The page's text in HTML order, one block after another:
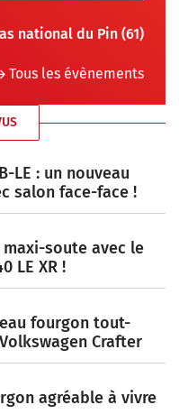
national du Pin (61)
Tous les évènements
LE : un nouveau
salon face-face !
maxi-soute avec le
LE XR !
fourgon tout-
Crafter
agréable à vivre